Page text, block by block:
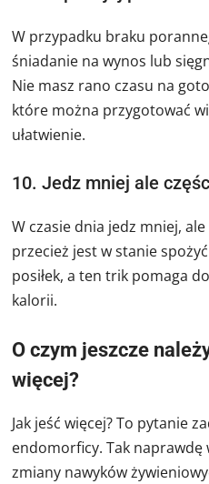
W przypadku braku
śniadanie na wynos lub
Nie masz rano czasu na
które można przygotować
ułatwienie.
10. Jedz mniej ale
W czasie dnia jedz mniej,
przecież jest w stanie
posiłek, a ten trik pomaga
kalorii.
O czym jeszcze
więcej?
Jak jeść więcej? To pytanie
endomorficy. Tak
zmiany nawyków